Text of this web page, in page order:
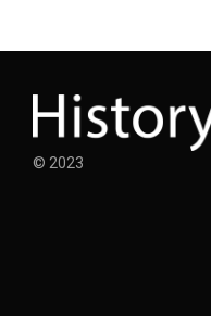
© 2023